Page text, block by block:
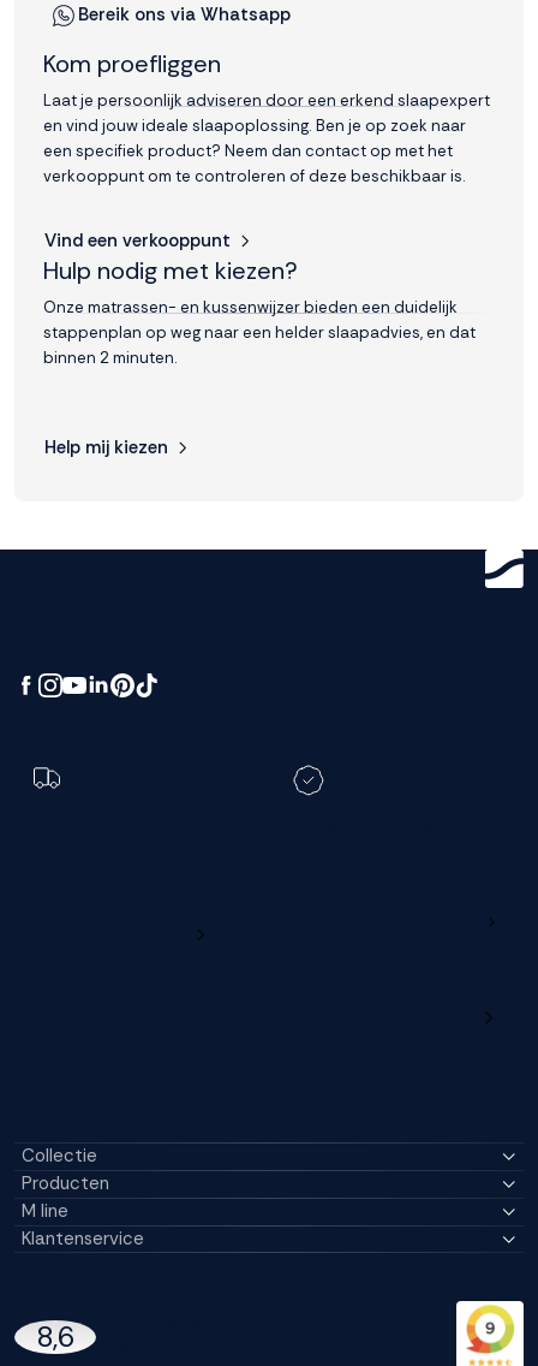
Bereik ons via Whatsapp
Kom proefliggen
Laat je persoonlijk adviseren door een erkend slaapexpert
en vind jouw ideale slaapoplossing. Ben je op zoek naar
een specifiek product? Neem dan contact op met het
verkooppunt om te controleren of deze beschikbaar is.
Vind een verkooppunt
Hulp nodig met kiezen?
Onze matrassen- en kussenwijzer bieden een duidelijk
stappenplan op weg naar een helder slaapadvies, en dat
binnen 2 minuten.
Help mij kiezen
Collectie
Producten
M line
Klantenservice
8,6